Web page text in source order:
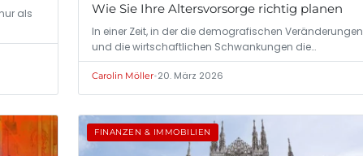
als
Wie Sie Ihre Altersvorsorge richtig planen
In einer Zeit, in der die demografischen Veränderungen
und die wirtschaftlichen Schwankungen die…
Carolin Möller•20. März 2026
FINANZEN & IMMOBILIEN